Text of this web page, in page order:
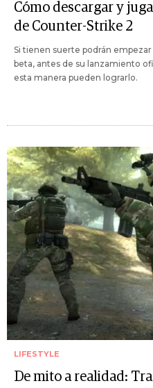
Cómo descargar y
de Counter-Strike 2
Si tienen suerte podrán
beta, antes de su lanzamiento
esta manera pueden lograrlo.
LIFESTYLE
De mito a realidad: